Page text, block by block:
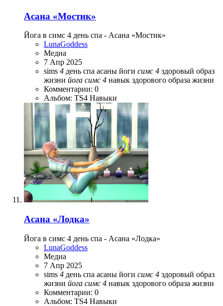
Асана «Мостик»
Йога в симс 4 день спа - Асана «Мостик»
LunaGoddess
Медиа
7 Апр 2025
sims 4 день спа асаны йоги симс 4 здоровый образ
жизни йога симс 4 навык здорового образа жизни
Комментарии: 0
Альбом: TS4 Навыки
Асана «Лодка»
Йога в симс 4 день спа - Асана «Лодка»
LunaGoddess
Медиа
7 Апр 2025
sims 4 день спа асаны йоги симс 4 здоровый образ
жизни йога симс 4 навык здорового образа жизни
Комментарии: 0
Альбом: TS4 Навыки